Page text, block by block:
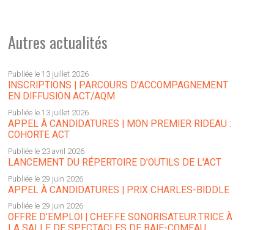
Autres actualités
Publiée le 13 juillet 2026
INSCRIPTIONS | PARCOURS D’ACCOMPAGNEMENT
EN DIFFUSION ACT/AQM
Publiée le 13 juillet 2026
APPEL À CANDIDATURES | MON PREMIER RIDEAU :
COHORTE ACT
Publiée le 23 avril 2026
LANCEMENT DU RÉPERTOIRE D'OUTILS DE L'ACT
Publiée le 29 juin 2026
APPEL À CANDIDATURES | PRIX CHARLES-BIDDLE
Publiée le 29 juin 2026
OFFRE D'EMPLOI | CHEF.FE SONORISATEUR.TRICE À